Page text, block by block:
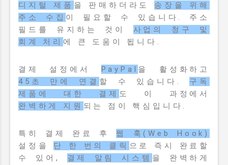
디지털 제품 을 판매하더라도 송장을 위해
주소 수집 이 필요할 수 있습니다. 주소
필드를 유지하는 것이 사업의 청구 및
회계 처리 에 큰 도움이 됩니다.
결제 설정에서 PayPal 을 활성화하고
45초 만에 연결 할 수 있습니다. 구독
제품에 대한 결제 도 이 과정에서
완벽하게 지원 되는 점이 핵심입니다.
특히 결제 완료 후 웹 훅(Web Hook)
설정을 단 한 번의 클릭 으로 즉시 완료할
수 있어, 결제 알림 시스템 을 완벽하게